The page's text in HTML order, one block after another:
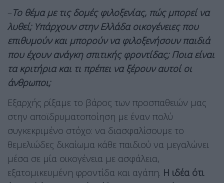
–Το θέμα με τις δομές φιλοξενίας, πώς μπορεί να
λυθεί; Υπάρχουν στην Ελλάδα οικογένειες που
επιθυμούν και μπορούν να φιλοξενήσουν παιδιά
που έχουν ανάγκη σπιτικής φροντίδας; Ποια είναι
τα κριτήρια και τι πρέπει να ξέρουν αυτοί οι
άνθρωποι;
Εξαρχής ρίξαμε το βάρος των προσπαθειών μας
στην αποϊδρυματοποίηση με έναν πολύ
συγκεκριμένο στόχο: να διασφαλίσουμε το
θεμελιώδες δικαίωμα κάθε παιδιού να μεγαλώνει
μέσα σε μία οικογένεια με ασφάλεια,
εξατομικευμένη φροντίδα και αγάπη. Η ιδέα ότι